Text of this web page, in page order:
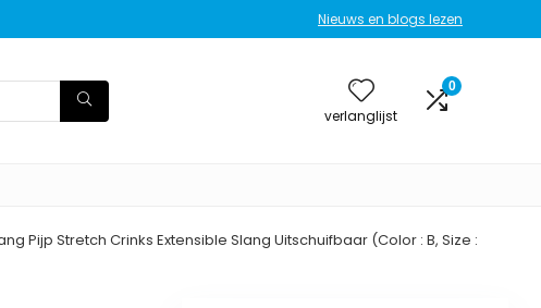
Nieuws en blogs lezen
verlanglijst
0
Pijp Stretch Crinks Extensible Slang Uitschuifbaar (Color : B, Size :